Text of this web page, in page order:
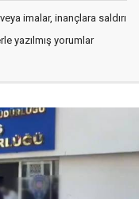
imalar, inançlara saldırı
yazılmış yorumlar